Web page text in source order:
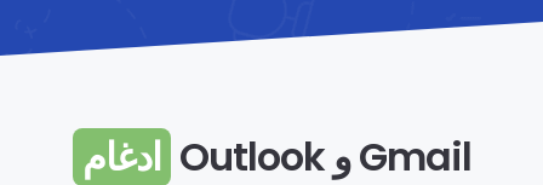
Gmail و Outlook ادغام